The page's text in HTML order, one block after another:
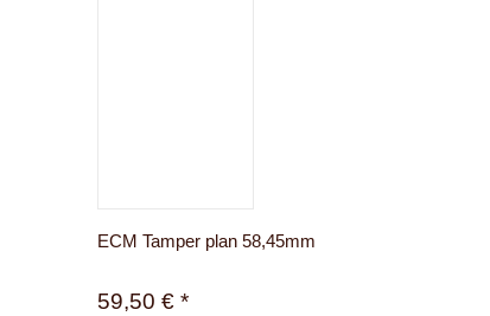
ECM Tamper plan 58,45mm
59,50 €*